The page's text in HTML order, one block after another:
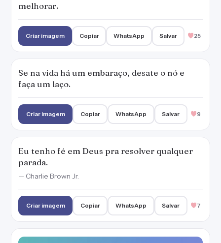
melhorar.
Criar imagem Copiar WhatsApp Salvar 25
Se na vida há um embaraço, desate o nó e
faça um laço.
Criar imagem Copiar WhatsApp Salvar 9
Eu tenho fé em Deus pra resolver qualquer
parada.
— Charlie Brown Jr.
Criar imagem Copiar WhatsApp Salvar 7